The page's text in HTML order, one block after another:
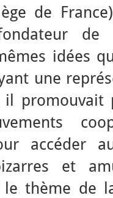
de
de
idées
une
promouvait
accéder
et
le thème de